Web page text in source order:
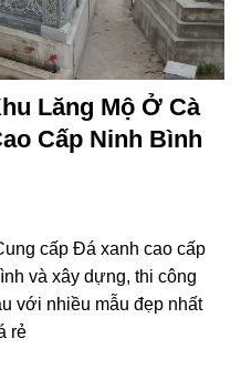
Lăng Mộ Ở Cà
Cấp Ninh Bình
cấp Đá xanh cao cấp
và xây dựng, thi công
với nhiều mẫu đẹp nhất
rẻ
Cà Mau bằng Đá xanh cao